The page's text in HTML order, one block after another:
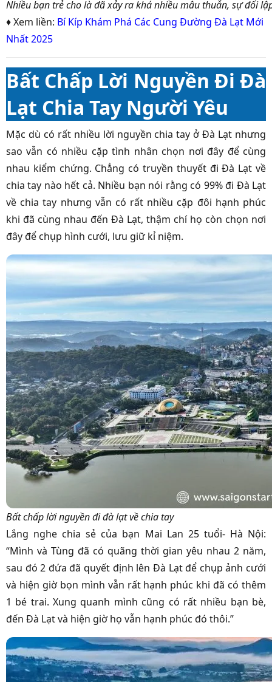
Nhiều bạn trẻ cho là đã xảy ra khá nhiều mâu thuẫn, sự đối
♦ Xem liền: Bí Kíp Khám Phá Các Cung Đường Đà Lạt Mới
Nhất 2025
Bất Chấp Lời Nguyền Đi Đà
Lạt Chia Tay Người Yêu
Mặc dù có rất nhiều lời nguyền chia tay ở Đà Lạt nhưng
sao vẫn có nhiều cặp tình nhân chọn nơi đây để cùng
nhau kiểm chứng. Chẳng có truyền thuyết đi Đà Lạt về
chia tay nào hết cả. Nhiều bạn nói rằng có 99% đi Đà Lạt
về chia tay nhưng vẫn có rất nhiều cặp đôi hạnh phúc
khi đã cùng nhau đến Đà Lạt, thậm chí họ còn chọn nơi
đây để chụp hình cưới, lưu giữ kỉ niệm.
Bất chấp lời nguyền đi đà lạt về chia tay
Lắng nghe chia sẻ của bạn Mai Lan 25 tuổi- Hà Nội:
“Mình và Tùng đã có quãng thời gian yêu nhau 2 năm,
sau đó 2 đứa đã quyết định lên Đà Lạt để chụp ảnh cưới
và hiện giờ bọn mình vẫn rất hạnh phúc khi đã có thêm
1 bé trai. Xung quanh mình cũng có rất nhiều bạn bè,
đến Đà Lạt và hiện giờ họ vẫn hạnh phúc đó thôi.”